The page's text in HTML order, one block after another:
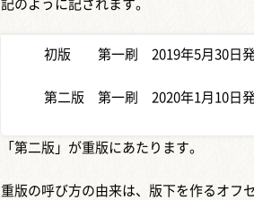
記のように記されます。
初版 第一刷 2019年5月30日
第二版 第一刷 2020年1月10日
「第二版」が重版にあたります。
重版の呼び方の由来は、版下を作るオフ